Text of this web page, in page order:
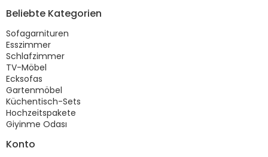
Beliebte Kategorien
Sofagarnituren
Esszimmer
Schlafzimmer
TV-Möbel
Ecksofas
Gartenmöbel
Küchentisch-Sets
Hochzeitspakete
Giyinme Odası
Konto